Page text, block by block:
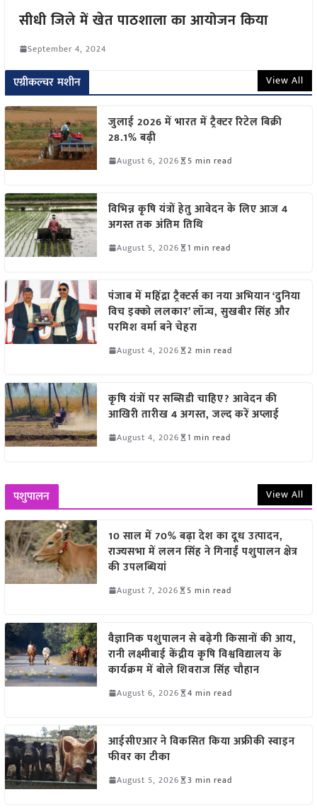
सीधी जिले में खेत पाठशाला का आयोजन किया
September 4, 2024
एग्रीकल्चर मशीन View All
जुलाई 2026 में भारत में ट्रैक्टर रिटेल बिक्री
28.1% बढ़ी
August 6, 2026 5 min read
विभिन्न कृषि यंत्रों हेतु आवेदन के लिए आज 4
अगस्त तक अंतिम तिथि
August 5, 2026 1 min read
पंजाब में महिंद्रा ट्रैक्टर्स का नया अभियान ‘दुनिया
विच इक्को ललकार’ लॉन्च, सुखबीर सिंह और
परमिश वर्मा बने चेहरा
August 4, 2026 2 min read
कृषि यंत्रों पर सब्सिडी चाहिए? आवेदन की
आखिरी तारीख 4 अगस्त, जल्द करें अप्लाई
August 4, 2026 1 min read
पशुपालन View All
10 साल में 70% बढ़ा देश का दूध उत्पादन,
राज्यसभा में ललन सिंह ने गिनाईं पशुपालन क्षेत्र
की उपलब्धियां
August 7, 2026 5 min read
वैज्ञानिक पशुपालन से बढ़ेगी किसानों की आय,
रानी लक्ष्मीबाई केंद्रीय कृषि विश्वविद्यालय के
कार्यक्रम में बोले शिवराज सिंह चौहान
August 6, 2026 4 min read
आईसीएआर ने विकसित किया अफ्रीकी स्वाइन
फीवर का टीका
August 5, 2026 3 min read